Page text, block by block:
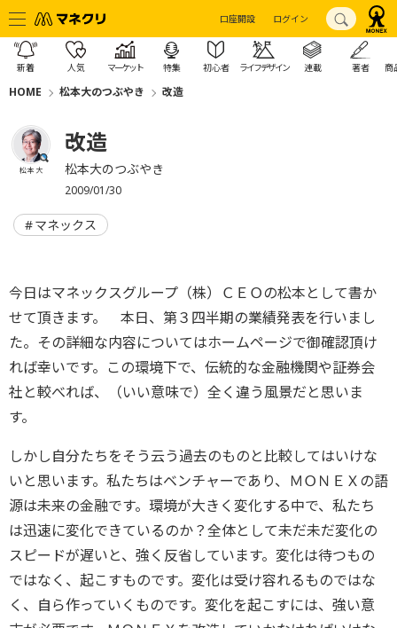
口座開設 ログイン
新着 人気 マーケット 特集 初心者 ライフデザイン 連載 著者 商
HOME 松本大のつぶやき 改造
松本 大
改造
松本大のつぶやき
2009/01/30
マネックス
今日はマネックスグループ（株）ＣＥＯの松本として書か
せて頂きます。 本日、第３四半期の業績発表を行いまし
た。その詳細な内容についてはホームページで御確認頂け
れば幸いです。この環境下で、伝統的な金融機関や証券会
社と較べれば、（いい意味で）全く違う風景だと思いま
す。
しかし自分たちをそう云う過去のものと比較してはいけな
いと思います。私たちはベンチャーであり、ＭＯＮＥＸの語
源は未来の金融です。環境が大きく変化する中で、私たち
は迅速に変化できているのか？全体として未だ未だ変化の
スピードが遅いと、強く反省しています。変化は待つもの
ではなく、起こすものです。変化は受け容れるものではな
く、自ら作っていくものです。変化を起こすには、強い意